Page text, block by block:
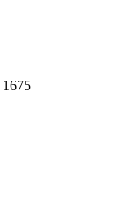
1675